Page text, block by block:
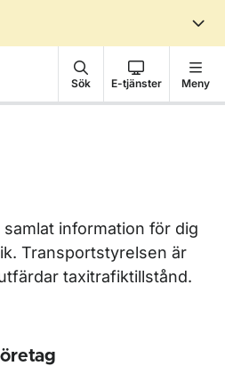
Sök E-tjänster Meny
information för dig
Transportstyrelsen är
taxitrafiktillstånd.